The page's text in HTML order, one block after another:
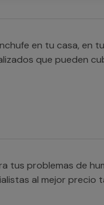
en tu casa, en
que pueden
tus problemas de
al mejor